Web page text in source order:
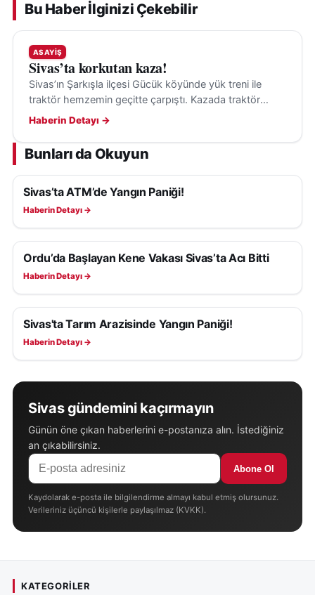
Bu Haber İlginizi Çekebilir
ASAYIŞ
Sivas’ta korkutan kaza!
Sivas’ın Şarkışla ilçesi Gücük köyünde yük treni ile
traktör hemzemin geçitte çarpıştı. Kazada traktör
sürücüsü yaralandı, olayla ilgili inceleme başlatıldı.
Haberin Detayı →
Bunları da Okuyun
ASAYIŞ
Sivas’ta ATM’de Yangın Paniği!
Haberin Detayı →
ASAYIŞ
Ordu’da Başlayan Kene Vakası Sivas’ta Acı Bitti
Haberin Detayı →
ASAYIŞ
Sivas'ta Tarım Arazisinde Yangın Paniği!
Haberin Detayı →
Sivas gündemini kaçırmayın
Günün öne çıkan haberlerini e-postanıza alın. İstediğiniz
an çıkabilirsiniz.
Abone Ol
Kaydolarak e-posta ile bilgilendirme almayı kabul etmiş olursunuz.
Verileriniz üçüncü kişilerle paylaşılmaz (KVKK).
KATEGORILER